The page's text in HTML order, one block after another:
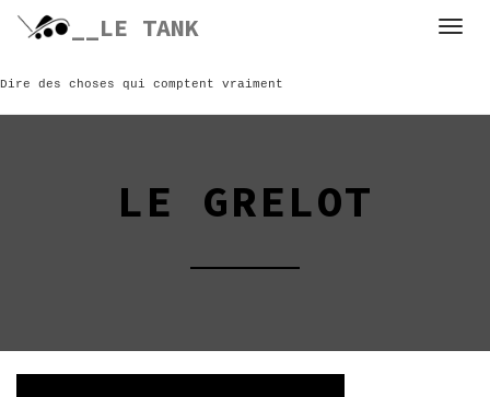
Skip
__LE TANK
Dire des choses qui comptent vraiment
LE GRELOT